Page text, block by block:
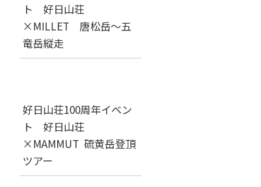
ト 好日山荘
×MILLET 唐松岳～五
竜岳縦走
好日山荘100周年イベン
ト 好日山荘
×MAMMUT 硫黄岳登頂
ツアー